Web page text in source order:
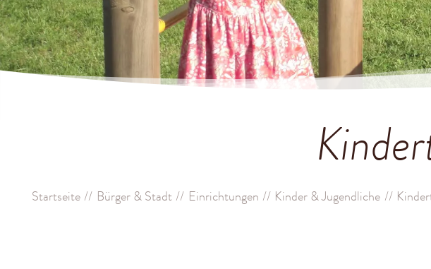
Startseite Bürger & Stadt Einrichtungen Kinder & Jugendliche